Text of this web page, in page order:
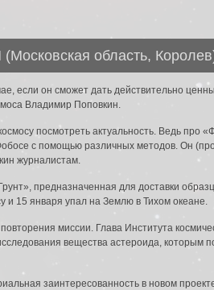
область,
если он сможет дать действительно
Владимир Поповкин.
посмотреть актуальность. Ведь про
с помощью различных методов. Он
журналистам.
предназначенная для доставки
и 15 января упал на Землю в Тихом океане.
миссии. Глава Института
вещества астероида, которым
заинтересованность в новом